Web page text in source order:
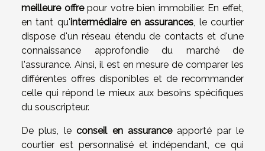
meilleure offrepour votre bien immobilier. En effet,
en tant qu'intermédiaire en assurances , le courtier
dispose d'un réseau étendu de contacts et d'une
connaissance approfondie du marché de
l'assurance. Ainsi, il est en mesure de comparer les
différentes offres disponibles et de recommander
celle qui répond le mieux aux besoins spécifiques
du souscripteur.
De plus, leconseil en assuranceapporté par le
courtier est personnalisé et indépendant, ce qui